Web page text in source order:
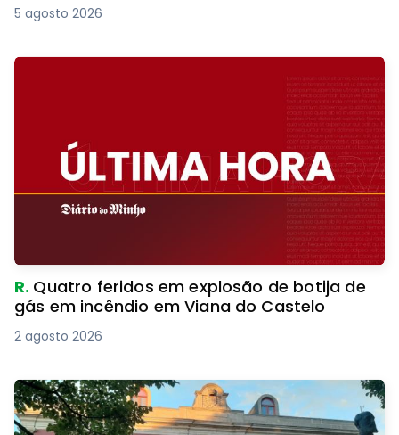
5 agosto 2026
R. Quatro feridos em explosão de botija de
gás em incêndio em Viana do Castelo
2 agosto 2026